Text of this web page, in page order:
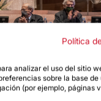
14/
del concurso
Política
analizar el uso del sitio
sobre la base de
(por ejemplo, páginas